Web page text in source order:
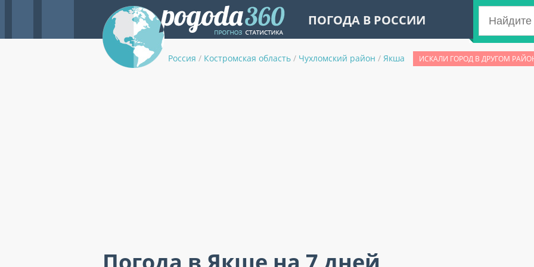
ПОГОДА В РОССИИ
Россия / Костромская область / Чухломский район / Якша ИСКАЛИ ГОРОД В ДРУГОМ